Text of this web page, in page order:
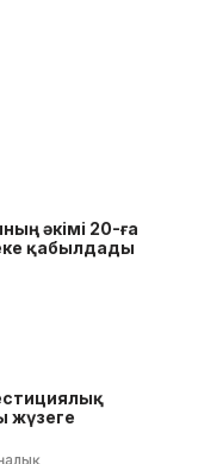
әкімі 20-ға
қабылдады
жүзеге